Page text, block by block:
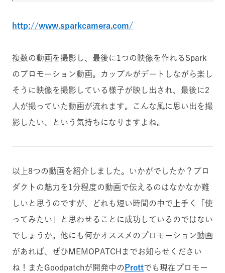
http://www.sparkcamera.com/
複数の動画を撮影し、最後に1つの映像を作れるSpark
のプロモーション動画。カップルがデートしながら楽し
そうに映像を撮影している様子が映し出され、最後に2
人が撮っていた動画が流れます。こんな風に思い出を撮
影したい、という気持ちになりますよね。
以上8つの動画を紹介しました。いかがでしたか？プロ
ダクトの魅力を1分程度の動画で伝えるのはなかなか難
しいと思うのですが、どれも短い時間の中で上手く「使
ってみたい」と思わせることに成功しているのではない
でしょうか。他にも何かオススメのプロモーション動画
があれば、ぜひMEMOPATCHまでお知らせください
ね！またGoodpatchが開発中の Prottでも現在プロモー